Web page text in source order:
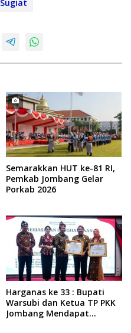
Sugiat
Semarakkan HUT ke-81 RI,
Pemkab Jombang Gelar
Porkab 2026
Harganas ke 33 : Bupati
Warsubi dan Ketua TP PKK
Jombang Mendapat